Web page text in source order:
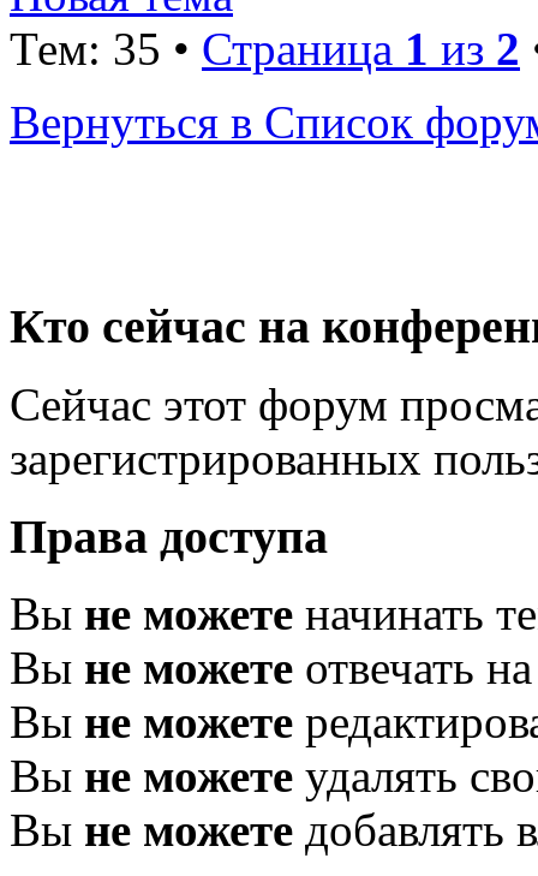
Тем: 35 • Страница 1 из 2
Вернуться в Список
Кто сейчас на
Сейчас этот форум
зарегистрированных
Права доступа
Вы не можете начинать
Вы не можете отвечать
Вы не можете
Вы не можете удалять
Вы не можете добавлять